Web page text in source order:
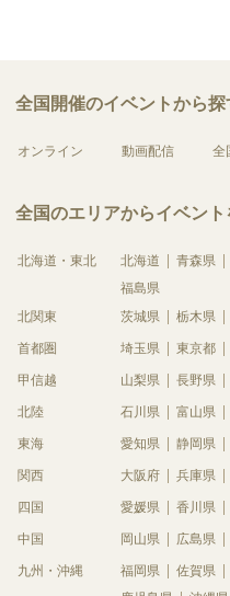
全国開催のイベントから探
オンライン 動画配信 全
全国のエリアからイベント
北海道・東北 北海道 青森県
福島県
北関東
茨城県 栃木県
首都圏 埼玉県 東京都
甲信越 山梨県 長野県
北陸 石川県 富山県
東海 愛知県 静岡県
関西 大阪府 兵庫県
四国 愛媛県 香川県
中国 岡山県 広島県
九州・沖縄 福岡県 佐賀県